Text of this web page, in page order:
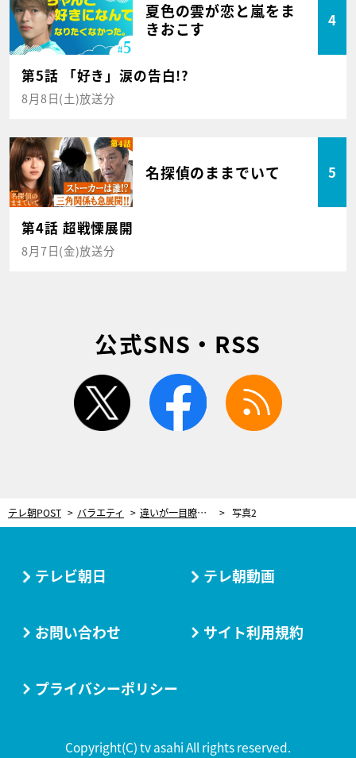
夏色の雲が恋と嵐をま
きおこす
4
第5話 「好き」涙の告白!?
8月8日(土)放送分
名探偵のままでいて 5
第4話 超戦慄展開
8月7日(金)放送分
公式SNS・RSS
twitter facebook
テレ朝POST バラエティ 違いが一目瞭然！超絶美脚美女がおしえる“映える”撮影法 まるで「盗撮犯の撮り方」 写真2
テレビ朝日 テレ朝動画
お問い合わせ サイト利用規約
プライバシーポリシー
Copyright(C) tv asahi All rights reserved.